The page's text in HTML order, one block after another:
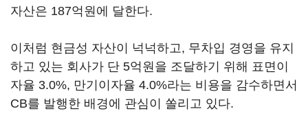
자산은 187억원에 달한다.
이처럼 현금성 자산이 넉넉하고, 무차입 경영을 유지
하고 있는 회사가 단 5억원을 조달하기 위해 표면이
자율 3.0%, 만기이자율 4.0%라는 비용을 감수하면서
CB를 발행한 배경에 관심이 쏠리고 있다.